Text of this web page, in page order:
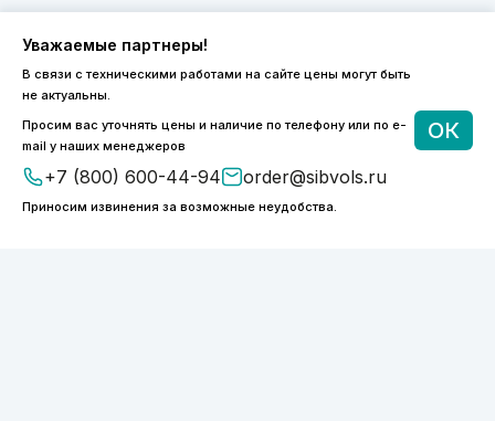
Уважаемые партнеры!
В связи с техническими работами на сайте цены могут быть
не актуальны.
Просим вас уточнять цены и наличие по телефону или по e-
mail у наших менеджеров
+7 (800) 600-44-94 order@sibvols.ru
Приносим извинения за возможные неудобства.
ОК
8 (800) 600-44-94
order@sibvols.ru
О компании
Каталог
Доставка и оплата
Контакты